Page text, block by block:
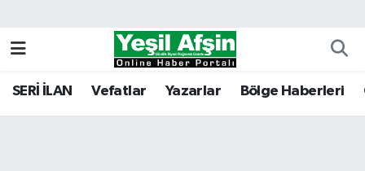
SERİ İLAN Vefatlar Yazarlar Bölge Haberleri
Kahramanmaraş Nöbetçi Eczaneler